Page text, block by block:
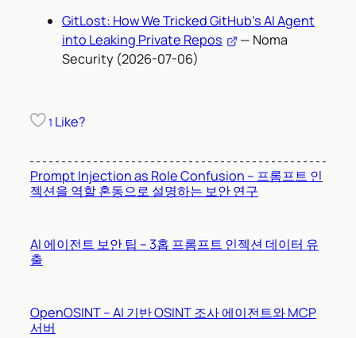
GitLost: How We Tricked GitHub’s AI Agent
into Leaking Private Repos
— Noma
Security (2026-07-06)
1 Like?
Prompt Injection as Role Confusion – 프롬프트 인
젝션을 역할 혼동으로 설명하는 보안 연구
AI 에이전트 보안 팁 – 3홉 프롬프트 인젝션 데이터 유
출
OpenOSINT – AI 기반 OSINT 조사 에이전트와 MCP
서버